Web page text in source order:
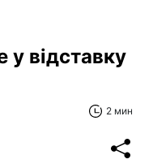
у відставку
2 мин